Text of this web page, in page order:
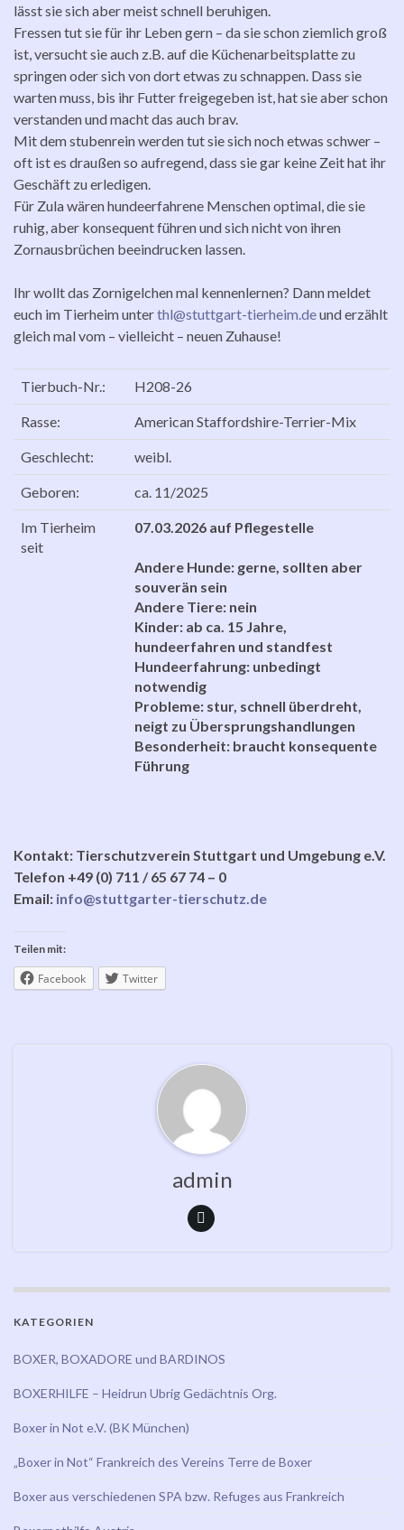
lässt sie sich aber meist schnell beruhigen.
Fressen tut sie für ihr Leben gern – da sie schon ziemlich groß
ist, versucht sie auch z.B. auf die Küchenarbeitsplatte zu
springen oder sich von dort etwas zu schnappen. Dass sie
warten muss, bis ihr Futter freigegeben ist, hat sie aber schon
verstanden und macht das auch brav.
Mit dem stubenrein werden tut sie sich noch etwas schwer –
oft ist es draußen so aufregend, dass sie gar keine Zeit hat ihr
Geschäft zu erledigen.
Für Zula wären hundeerfahrene Menschen optimal, die sie
ruhig, aber konsequent führen und sich nicht von ihren
Zornausbrüchen beeindrucken lassen.
Ihr wollt das Zornigelchen mal kennenlernen? Dann meldet
euch im Tierheim unterthl@stuttgart-tierheim.deund erzählt
gleich mal vom – vielleicht – neuen Zuhause!
Tierbuch-Nr.: H208-26
Rasse: American Staffordshire-Terrier-Mix
Geschlecht: weibl.
Geboren: ca. 11/2025
Im Tierheim
seit
07.03.2026 auf Pflegestelle
Andere Hunde: gerne, sollten aber
souverän sein
Andere Tiere: nein
Kinder: ab ca. 15 Jahre,
hundeerfahren und standfest
Hundeerfahrung: unbedingt
notwendig
Probleme: stur, schnell überdreht,
neigt zu Übersprungshandlungen
Besonderheit: braucht konsequente
Führung
Kontakt: Tierschutzverein Stuttgart und Umgebung e.V.
Telefon +49 (0) 711 / 65 67 74 – 0
Email: info@stuttgarter-tierschutz.de
Teilen mit:
Facebook Twitter
admin
KATEGORIEN
BOXER, BOXADORE und BARDINOS
BOXERHILFE – Heidrun Ubrig Gedächtnis Org.
Boxer in Not e.V. (BK München)
„Boxer in Not“ Frankreich des Vereins Terre de Boxer
Boxer aus verschiedenen SPA bzw. Refuges aus Frankreich